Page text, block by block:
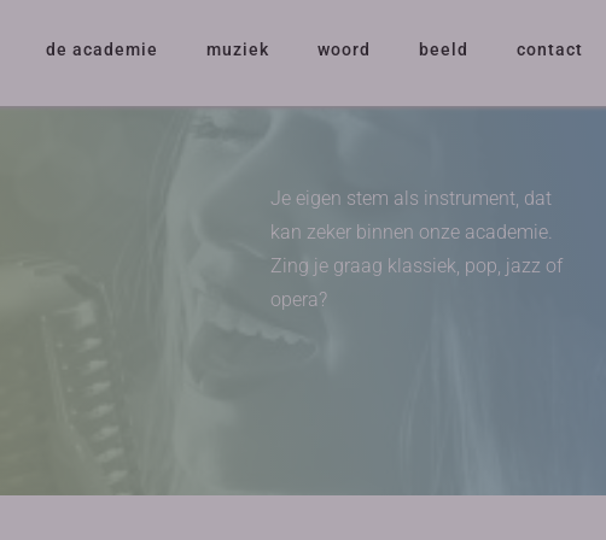
de academie muziek woord beeld contact
Je eigen stem als instrument, dat
kan zeker binnen onze academie.
Zing je graag klassiek, pop, jazz of
opera?